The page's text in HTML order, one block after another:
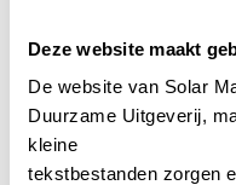
Deze website maakt
De website van Solar
Duurzame Uitgeverij,
kleine
tekstbestanden zorgen
Vacatures
Installateurzoeker
Cookievoorkeuren
English